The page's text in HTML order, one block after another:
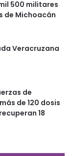
500 militares
de Michoacán
Veracruzana
de
de 120 dosis
18